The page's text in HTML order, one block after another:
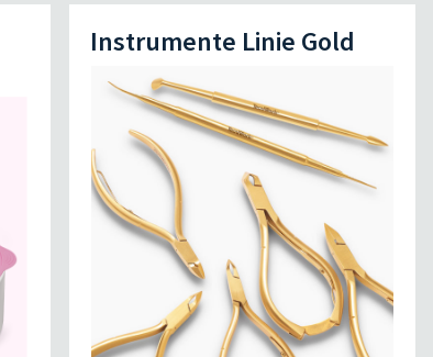
Instrumente Linie Gold